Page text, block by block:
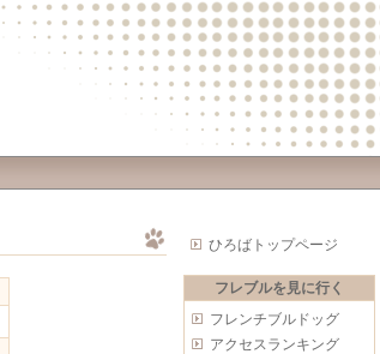
ひろばトップページ
フレブルを見に行く
フレンチブルドッグ
アクセスランキング